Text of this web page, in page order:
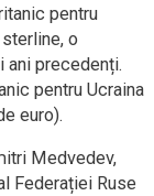
pentru
o
precedenți.
pentru Ucraina
euro).
Medvedev,
Federației Ruse